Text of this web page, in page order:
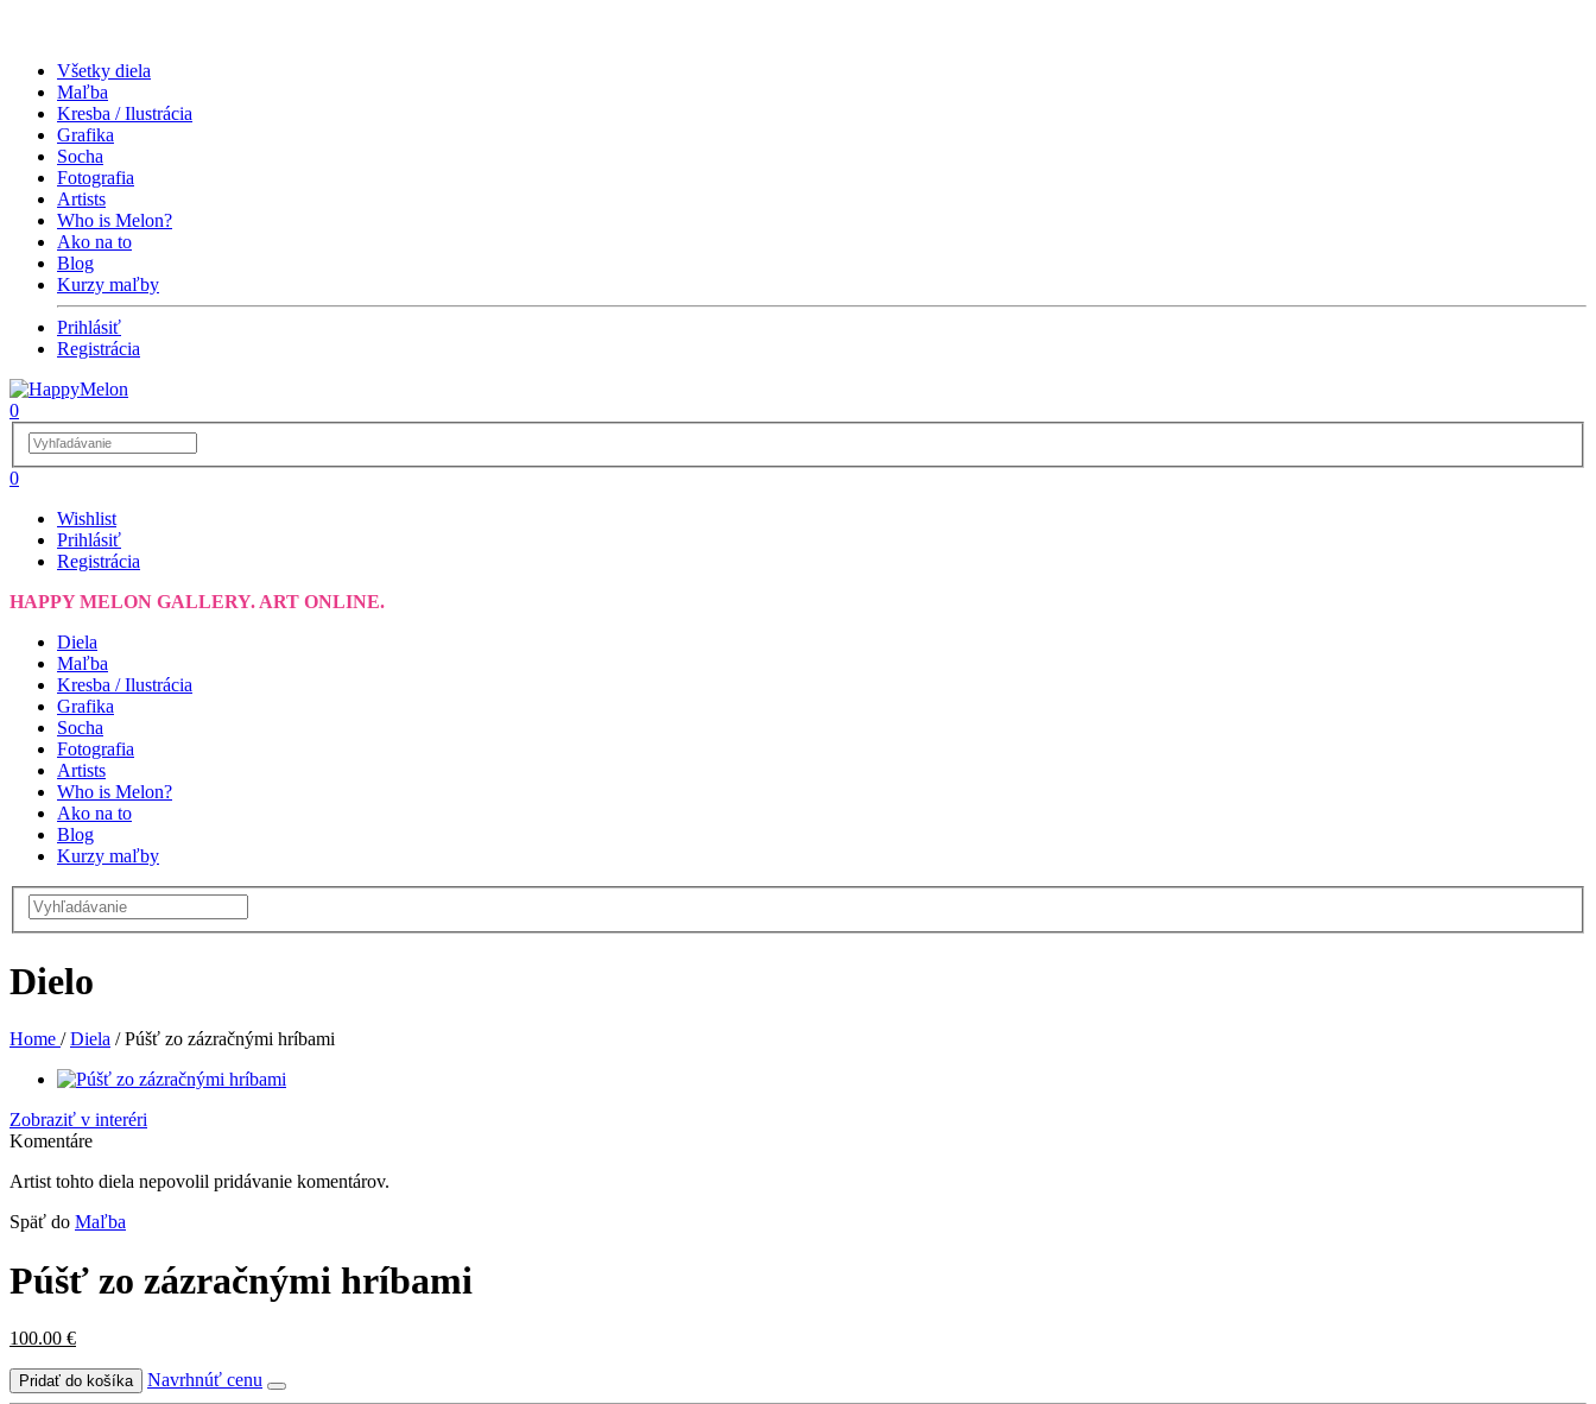
Všetky diela
Maľba
Kresba / Ilustrácia
Grafika
Socha
Fotografia
Artists
Who is Melon?
Ako na to
Blog
Kurzy maľby
Prihlásiť
Registrácia
0
0
Wishlist
Prihlásiť
Registrácia
HAPPY MELON GALLERY. ART ONLINE.
Diela
Maľba
Kresba / Ilustrácia
Grafika
Socha
Fotografia
Artists
Who is Melon?
Ako na to
Blog
Kurzy maľby
Dielo
Home / Diela /Púšť zo zázračnými hríbami
Zobraziť v interéri
Komentáre
Artist tohto diela nepovolil pridávanie komentárov.
Späť do Maľba
Púšť zo zázračnými hríbami
100.00 €
Navrhnúť cenu